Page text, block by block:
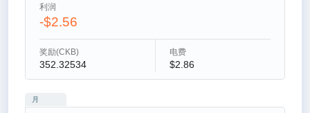
利润
-$2.56
奖励(CKB)
352.32534
电费
$2.86
月